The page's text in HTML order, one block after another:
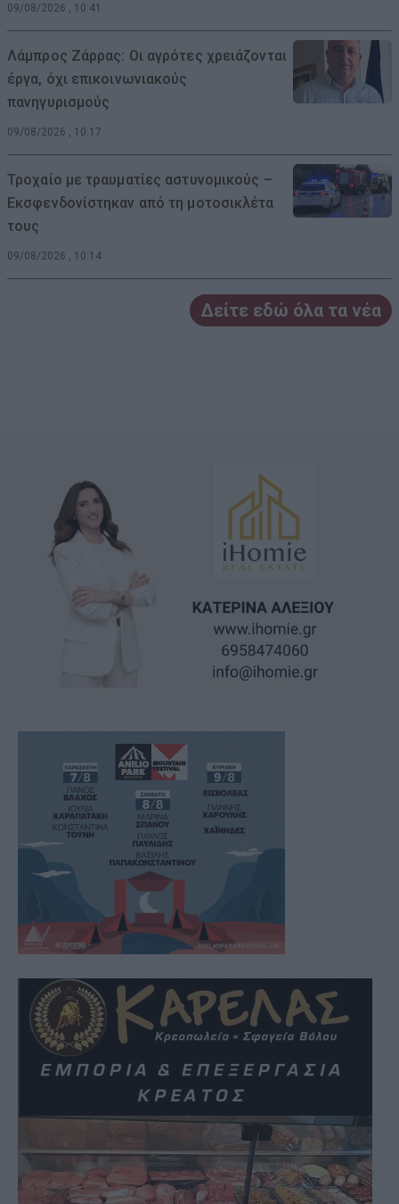
09/08/2026 , 10:41
Λάμπρος Ζάρρας: Οι αγρότες χρειάζονται
έργα, όχι επικοινωνιακούς
πανηγυρισμούς
09/08/2026 , 10:17
Τροχαίο με τραυματίες αστυνομικούς –
Εκσφενδονίστηκαν από τη μοτοσικλέτα
τους
09/08/2026 , 10:14
Δείτε εδώ όλα τα νέα